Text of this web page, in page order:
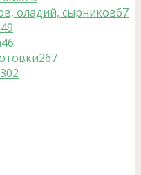
оладий, сырников67
49
46
267
302